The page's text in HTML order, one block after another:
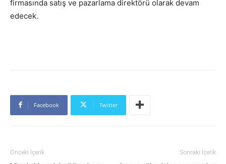
firmasında satış ve pazarlama direktörü olarak devam
edecek.
Facebook Twitter
Önceki İçerik Sonraki İçerik